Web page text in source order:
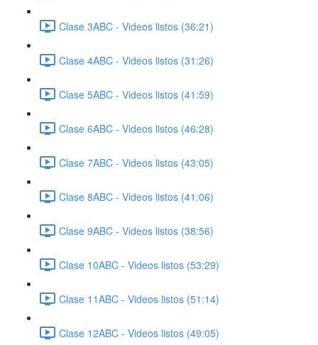
Clase 3ABC - Videos listos (36:21)
Clase 4ABC - Videos listos (31:26)
Clase 5ABC - Videos listos (41:59)
Clase 6ABC - Videos listos (46:28)
Clase 7ABC - Videos listos (43:05)
Clase 8ABC - Videos listos (41:06)
Clase 9ABC - Videos listos (38:56)
Clase 10ABC - Videos listos (53:29)
Clase 11ABC - Videos listos (51:14)
Clase 12ABC - Videos listos (49:05)